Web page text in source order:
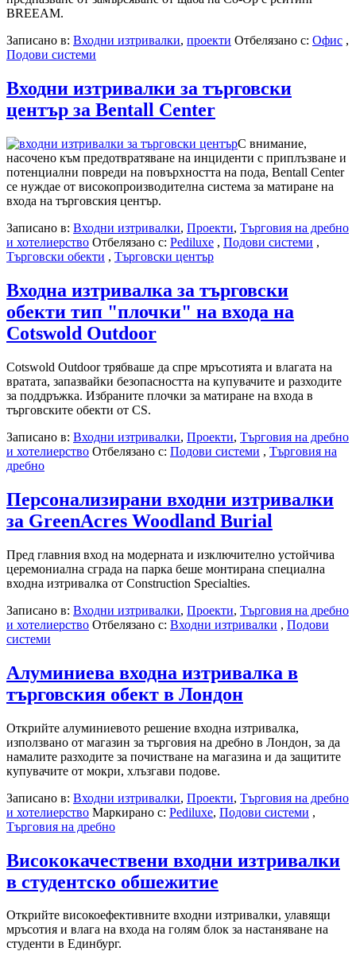
BREEAM.
Записано в: Входни изтривалки, проекти Отбелязано с: Офис ,
Подови системи
Входни изтривалки за търговски
център за Bentall Center
С внимание,
насочено към предотвратяване на инциденти с приплъзване и
потенциални повреди на повърхността на пода, Bentall Center
се нуждае от високопроизводителна система за матиране на
входа на търговския център.
Записано в: Входни изтривалки, Проекти, Търговия на дребно
и хотелиерство Отбелязано с: Pediluxe , Подови системи ,
Търговски обекти , Търговски център
Входна изтривалка за търговски
обекти тип "плочки" на входа на
Cotswold Outdoor
Cotswold Outdoor трябваше да спре мръсотията и влагата на
вратата, запазвайки безопасността на купувачите и разходите
за поддръжка. Избраните плочки за матиране на входа в
търговските обекти от CS.
Записано в: Входни изтривалки, Проекти, Търговия на дребно
и хотелиерство Отбелязано с: Подови системи , Търговия на
дребно
Персонализирани входни изтривалки
за GreenAcres Woodland Burial
Пред главния вход на модерната и изключително устойчива
церемониална сграда на парка беше монтирана специална
входна изтривалка от Construction Specialties.
Записано в: Входни изтривалки, Проекти, Търговия на дребно
и хотелиерство Отбелязано с: Входни изтривалки , Подови
системи
Алуминиева входна изтривалка в
търговския обект в Лондон
Открийте алуминиевото решение входна изтривалка,
използвано от магазин за търговия на дребно в Лондон, за да
намалите разходите за почистване на магазина и да защитите
купувачите от мокри, хлъзгави подове.
Записано в: Входни изтривалки, Проекти, Търговия на дребно
и хотелиерство Маркирано с: Pediluxe, Подови системи ,
Търговия на дребно
Висококачествени входни изтривалки
в студентско обшежитие
Открийте високоефективните входни изтривалки, улавящи
мръсотия и влага на входа на голям блок за настаняване на
студенти в Единбург.